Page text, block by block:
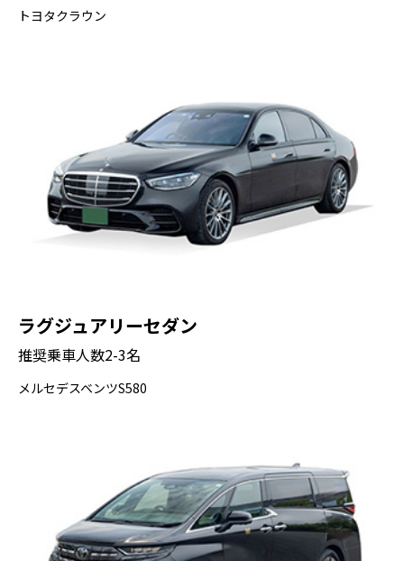
トヨタクラウン
ラグジュアリーセダン
推奨乗車人数2-3名
メルセデスベンツS580